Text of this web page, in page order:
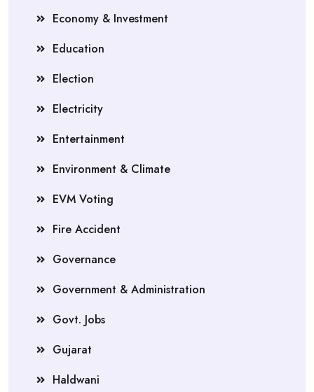
Economy & Investment
Education
Election
Electricity
Entertainment
Environment & Climate
EVM Voting
Fire Accident
Governance
Government & Administration
Govt. Jobs
Gujarat
Haldwani